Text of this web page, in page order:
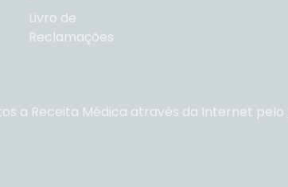
Livro de
Reclamações
a Receita Médica através da Internet pelo